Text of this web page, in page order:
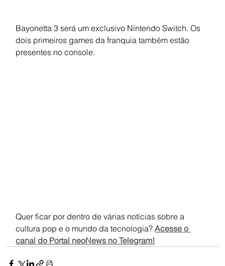
Bayonetta 3 será um exclusivo Nintendo Switch. Os
dois primeiros games da franquia também estão
presentes no console.
Quer ficar por dentro de várias notícias sobre a
cultura pop e o mundo da tecnologia? Acesse o
canal do Portal neoNews no Telegram!